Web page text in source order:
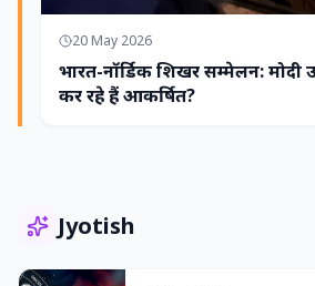
20 May 2026
भारत-नॉर्डिक शिखर सम्मेलन: मोदी
कर रहे हैं आकर्षित?
Jyotish